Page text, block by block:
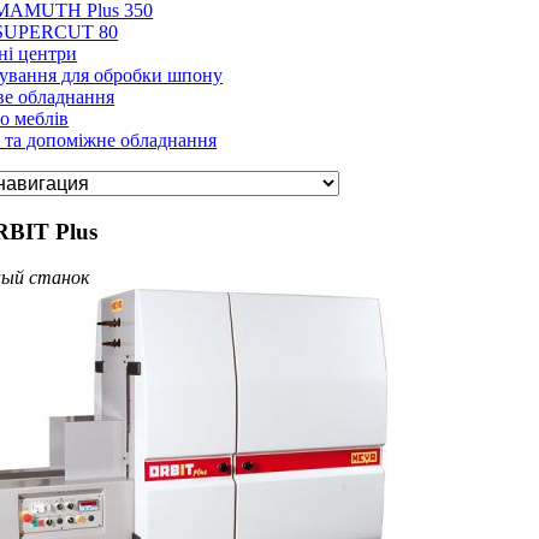
Plus 350
80
центри
для обробки шпону
обладнання
меблів
та допоміжне обладнання
Plus
станок